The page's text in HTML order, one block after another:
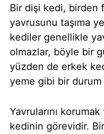
Bir dişi kedi, birden
yavrusunu taşıma
kediler genellikle
olmazlar, böyle bir
yüzden de erkek
yeme gibi bir
Yavrularını
kedinin görevidir.